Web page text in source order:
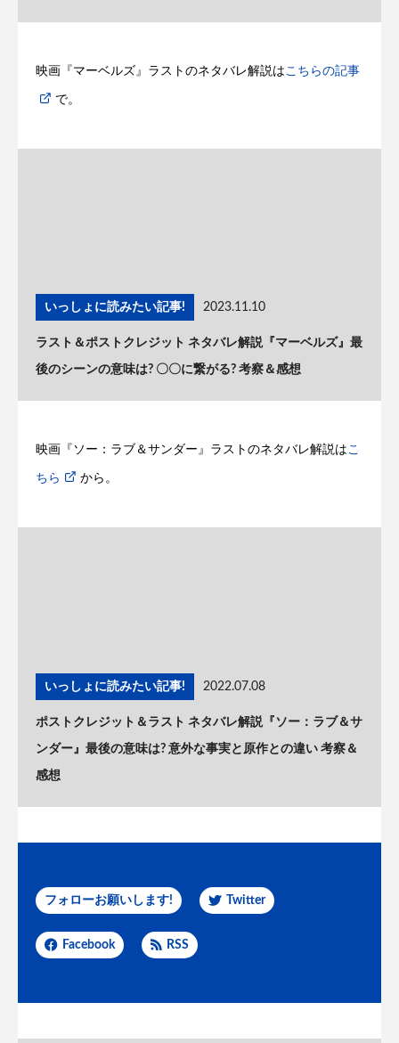
映画『マーベルズ』ラストのネタバレ解説は こちらの記事
で。
いっしょに読みたい記事! 2023.11.10
ラスト＆ポストクレジット ネタバレ解説『マーベルズ』最
後のシーンの意味は? 〇〇に繋がる? 考察＆感想
映画『ソー：ラブ＆サンダー』ラストのネタバレ解説はこ
ちら から。
いっしょに読みたい記事! 2022.07.08
ポストクレジット＆ラスト ネタバレ解説『ソー：ラブ＆サ
ンダー』最後の意味は? 意外な事実と原作との違い 考察＆
感想
フォローお願いします! Twitter
Facebook RSS